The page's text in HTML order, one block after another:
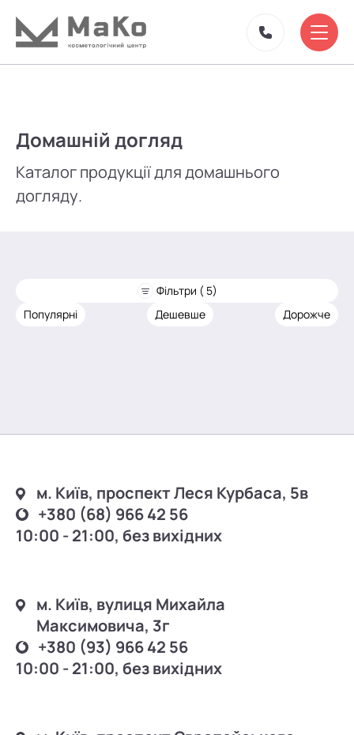
Домашній догляд
Каталог продукції для домашнього
догляду.
Фільтри ( 5)
Популярні
Дешевше Дорожче
м. Київ, проспект Леся Курбаса, 5в
+380 (68) 966 42 56
10:00 - 21:00, без вихідних
м. Київ, вулиця Михайла
Максимовича, 3г
+380 (93) 966 42 56
10:00 - 21:00, без вихідних